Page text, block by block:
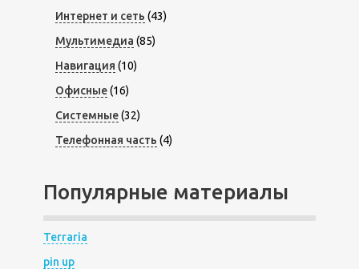
Интернет и сеть (43)
Мультимедиа (85)
Навигация (10)
Офисные(16)
Системные(32)
Телефонная часть (4)
Популярные материалы
Terraria
pin up